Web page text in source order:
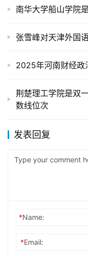
南华大学船山学院
张雪峰对天津外国
2025年河南财经政
荆楚理工学院是双
数线位次
发表回复
*Name:
*Email: